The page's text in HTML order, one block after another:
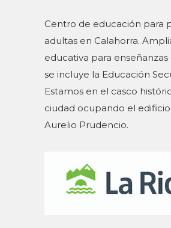
Centro de educación para
adultas en Calahorra.
educativa para enseñanzas
se incluye la Educación
Estamos en el casco
ciudad ocupando el
Aurelio Prudencio.